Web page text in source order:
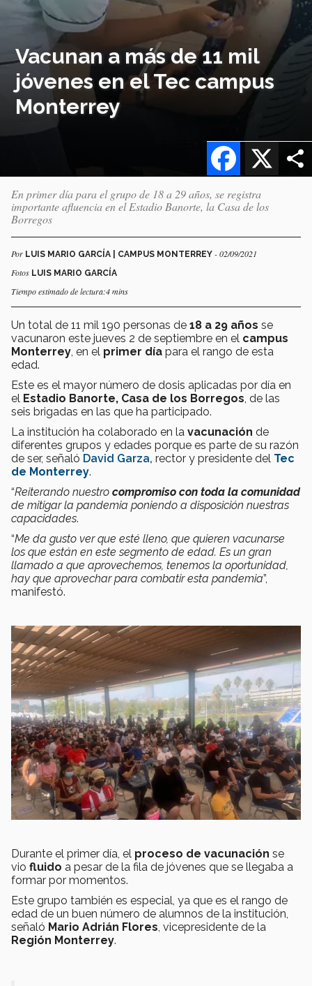
Vacunan a más de 11 mil
jóvenes en el Tec campus
Monterrey
X
Facebook
En primer día para el grupo de 18 a 29 años, se registra
importante afluencia en el Estadio Banorte, la Casa de los
Borregos
Por LUIS MARIO GARCÍA | CAMPUS MONTERREY - 02/09/2021
Fotos LUIS MARIO GARCÍA
Tiempo estimado de lectura:4 mins
Un total de 11 mil 190 personas de 18 a 29 años se
vacunaron este jueves 2 de septiembre en el campus
Monterrey , en el primer día para el rango de esta
edad.
Este es el mayor número de dosis aplicadas por día en
el Estadio Banorte, Casa de los Borregos , de las
seis brigadas en las que ha participado.
La institución ha colaborado en la vacunación de
diferentes grupos y edades porque es parte de su razón
de ser, señaló David Garza, rector y presidente del Tec
de Monterrey.
“Reiterando nuestro compromiso con toda la comunidad
de mitigar la pandemia poniendo a disposición nuestras
capacidades.
“Me da gusto ver que esté lleno, que quieren vacunarse
los que están en este segmento de edad. Es un gran
llamado a que aprovechemos, tenemos la oportunidad,
hay que aprovechar para combatir esta pandemia”,
manifestó.
Durante el primer día, el proceso de vacunación se
vio fluido a pesar de la fila de jóvenes que se llegaba a
formar por momentos.
Este grupo también es especial, ya que es el rango de
edad de un buen número de alumnos de la institución,
señaló Mario Adrián Flores, vicepresidente de la
Región Monterrey.